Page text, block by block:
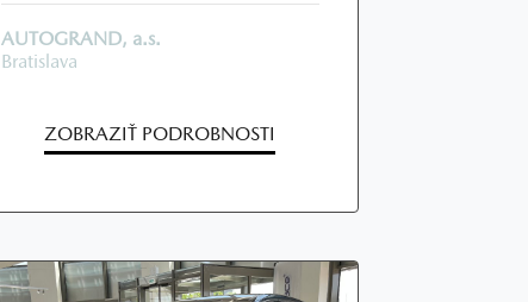
AUTOGRAND, a.s.
Bratislava
ZOBRAZIŤ PODROBNOSTI